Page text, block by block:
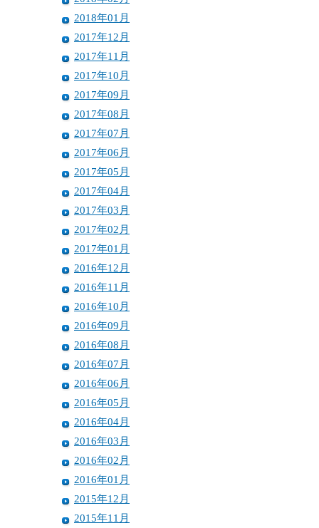
2018年01月
2017年12月
2017年11月
2017年10月
2017年09月
2017年08月
2017年07月
2017年06月
2017年05月
2017年04月
2017年03月
2017年02月
2017年01月
2016年12月
2016年11月
2016年10月
2016年09月
2016年08月
2016年07月
2016年06月
2016年05月
2016年04月
2016年03月
2016年02月
2016年01月
2015年12月
2015年11月